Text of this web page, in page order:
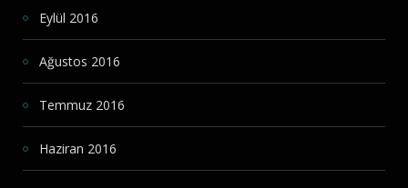
Eylül 2016
Ağustos 2016
Temmuz 2016
Haziran 2016